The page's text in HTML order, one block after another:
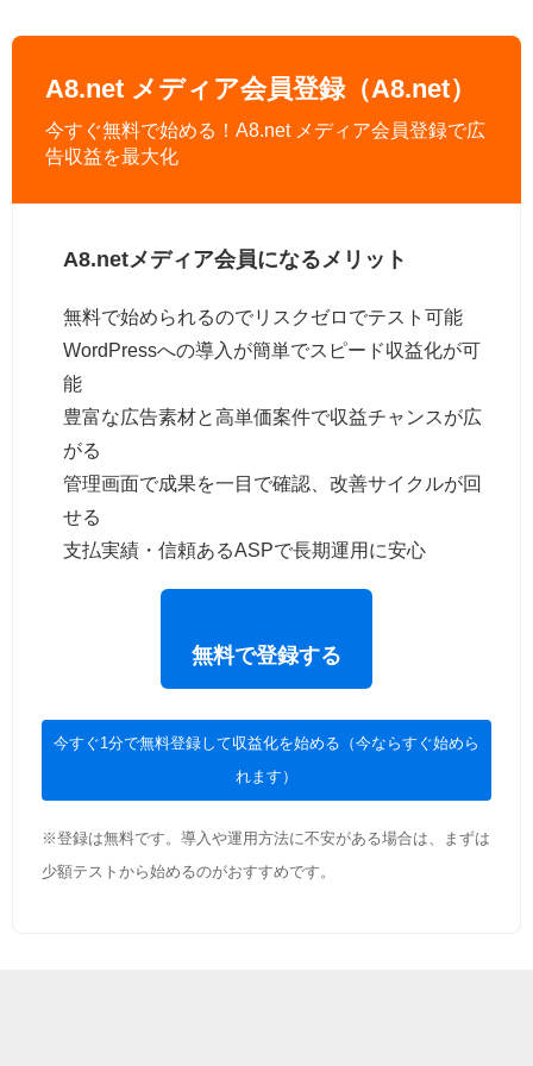
A8.net メディア会員登録（A8.net）
今すぐ無料で始める！A8.net メディア会員登録で広
告収益を最大化
A8.netメディア会員になるメリット
無料で始められるのでリスクゼロでテスト可能
WordPressへの導入が簡単でスピード収益化が可
能
豊富な広告素材と高単価案件で収益チャンスが広
がる
管理画面で成果を一目で確認、改善サイクルが回
せる
支払実績・信頼あるASPで長期運用に安心
無料で登録する
今すぐ1分で無料登録して収益化を始める（今ならすぐ始めら
れます）
※登録は無料です。導入や運用方法に不安がある場合は、まずは
少額テストから始めるのがおすすめです。